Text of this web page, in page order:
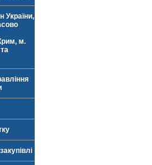
України,
м.